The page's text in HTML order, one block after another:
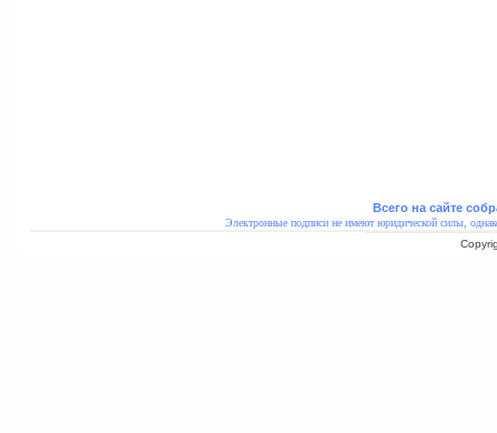
Всего на сайте
Электронные подписи не имеют юридической силы,